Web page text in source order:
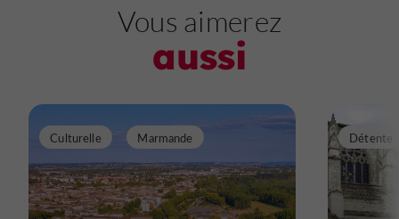
Vous aimerez
aussi
Culturelle Marmande Détente